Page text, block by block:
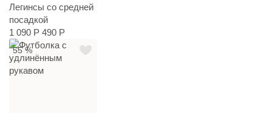
Легинсы со средней
посадкой
1 090 Р 490 Р
55 %